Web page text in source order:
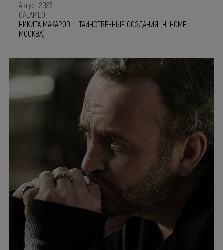
Август 2023
CALAMEO
НИКИТА МАКАРОВ — ТАИНСТВЕННЫЕ СОЗДАНИЯ (HI HOME
МОСКВА)